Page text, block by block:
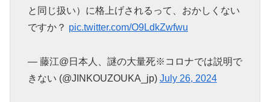
と同じ扱い）に格上げされるって、おかしくない
ですか？ pic.twitter.com/O9LdkZwfwu
— 藤江@日本人、謎の大量死※コロナでは説明で
きない (@JINKOUZOUKA_jp) July 26, 2024